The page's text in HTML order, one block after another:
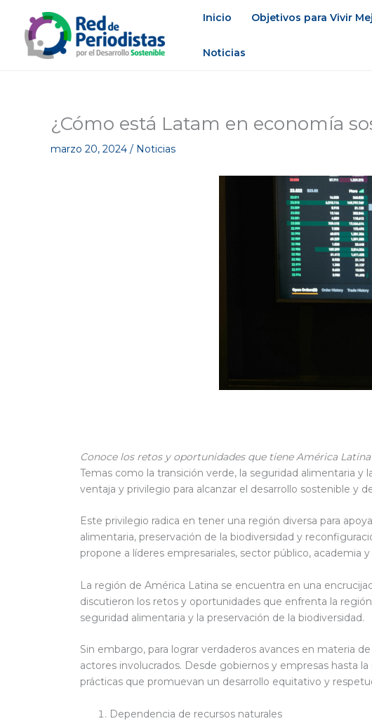
contenido
Inicio Objetivos para Vivir
Noticias
¿Cómo está Latam en economía
marzo 20, 2024 / Noticias
Conoce los retos y oportunidades que tiene América
Temas como la transición verde, la seguridad alimentaria
ventaja y privilegio para alcanzar el desarrollo sostenible y
Este privilegio radica en tener una región diversa para
alimentaria, preservación de la biodiversidad y
propone a líderes empresariales, sector público, academia y
La región de América Latina se encuentra en una
discutieron los retos y oportunidades que enfrenta la
seguridad alimentaria y la preservación de la biodiversidad.
Sin embargo, para lograr verdaderos avances en materia
actores involucrados. Desde gobiernos y empresas hasta
prácticas que promuevan un desarrollo equitativo y
Dependencia de recursos naturales